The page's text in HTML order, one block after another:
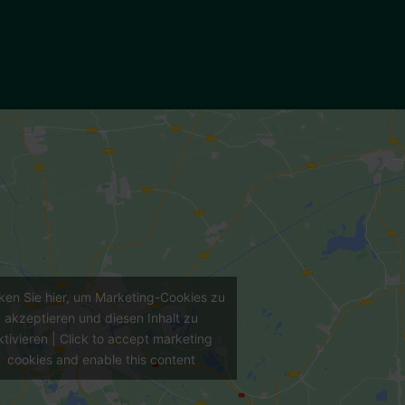
Sie hier, um Marketing-Cookies zu
akzeptieren und diesen Inhalt zu
| Click to accept marketing
cookies and enable this content